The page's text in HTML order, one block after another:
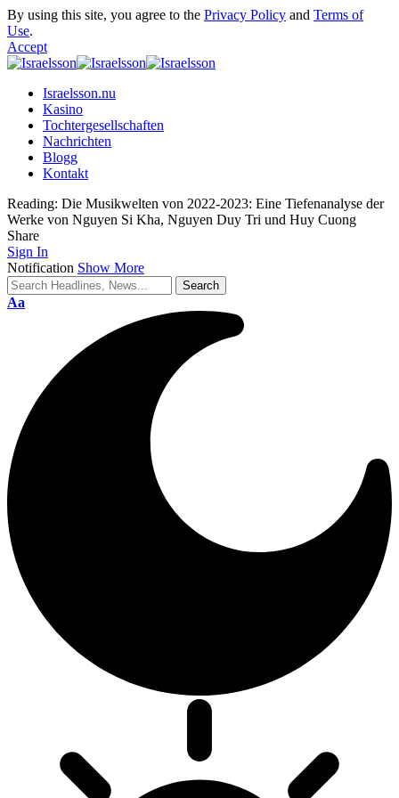
By using this site, you agree to the Privacy Policy and Terms of
Use.
Accept
Israelsson.nu
Kasino
Tochtergesellschaften
Nachrichten
Blogg
Kontakt
Reading: Die Musikwelten von 2022-2023: Eine Tiefenanalyse der
Werke von Nguyen Si Kha, Nguyen Duy Tri und Huy Cuong
Share
Sign In
Notification Show More
Aa